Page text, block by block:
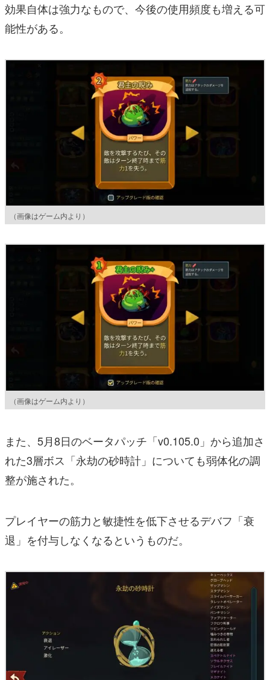
効果自体は強力なもので、今後の使用頻度も増える可
能性がある。
（画像はゲーム内より）
（画像はゲーム内より）
また、5月8日のベータパッチ「v0.105.0」から追加さ
れた3層ボス「永劫の砂時計」についても弱体化の調
整が施された。
プレイヤーの筋力と敏捷性を低下させるデバフ「衰
退」を付与しなくなるというものだ。